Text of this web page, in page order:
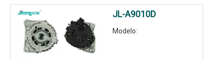
JL-A9010D
Modelo: